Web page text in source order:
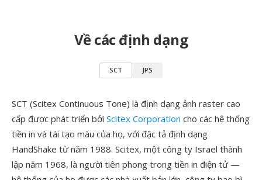
Về các định dạng
SCT JPS
SCT (Scitex Continuous Tone) là định dạng ảnh raster cao
cấp được phát triển bởi Scitex Corporation cho các hệ thống
tiền in và tái tạo màu của họ, với đặc tả định dạng
HandShake từ năm 1988. Scitex, một công ty Israel thành
lập năm 1968, là người tiên phong trong tiền in điện tử —